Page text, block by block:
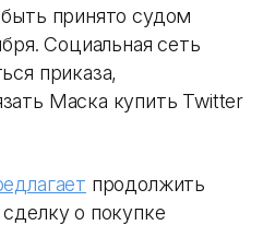
принято судом
Социальная сеть
приказа,
Маска купить Twitter
продолжить
о покупке